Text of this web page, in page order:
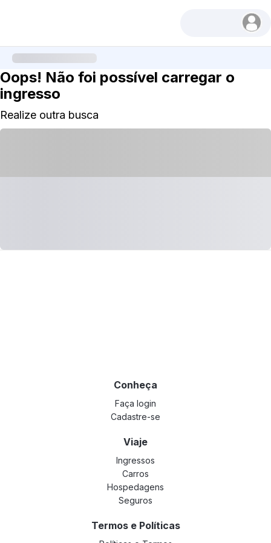
Oops! Não foi possível carregar o
ingresso
Realize outra busca
Conheça
Faça login
Cadastre-se
Viaje
Ingressos
Carros
Hospedagens
Seguros
Termos e Políticas